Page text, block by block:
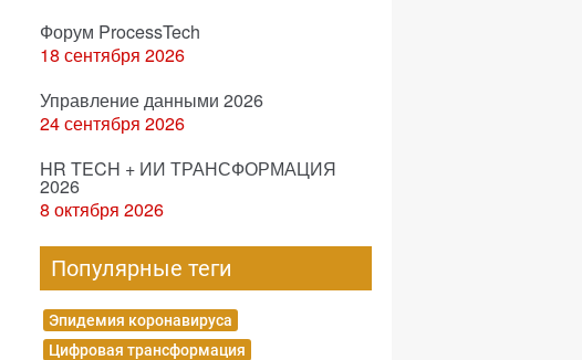
Форум ProcessTech
18 сентября 2026
Управление данными 2026
24 сентября 2026
HR TECH + ИИ ТРАНСФОРМАЦИЯ
2026
8 октября 2026
Популярные теги
Эпидемия коронавируса
Цифровая трансформация